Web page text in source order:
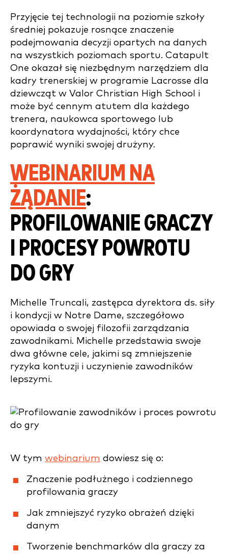
Przyjęcie tej technologii na poziomie szkoły
średniej pokazuje rosnące znaczenie
podejmowania decyzji opartych na danych
na wszystkich poziomach sportu. Catapult
One okazał się niezbędnym narzędziem dla
kadry trenerskiej w programie Lacrosse dla
dziewcząt w Valor Christian High School i
może być cennym atutem dla każdego
trenera, naukowca sportowego lub
koordynatora wydajności, który chce
poprawić wyniki swojej drużyny.
WEBINARIUM NA
ŻĄDANIE:
PROFILOWANIE GRACZY
I PROCESY POWROTU
DO GRY
Michelle Truncali, zastępca dyrektora ds. siły
i kondycji w Notre Dame, szczegółowo
opowiada o swojej filozofii zarządzania
zawodnikami. Michelle przedstawia swoje
dwa główne cele, jakimi są zmniejszenie
ryzyka kontuzji i uczynienie zawodników
lepszymi.
W tym webinarium dowiesz się o:
Znaczenie podłużnego i codziennego
profilowania graczy
Jak zmniejszyć ryzyko obrażeń dzięki
danym
Tworzenie benchmarków dla graczy za